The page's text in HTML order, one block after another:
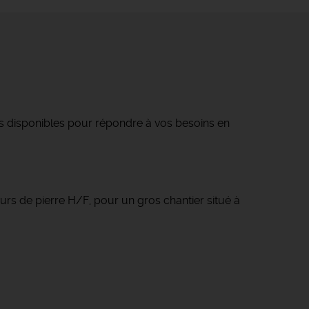
pour répondre à vos besoins en
de pierre H/F, pour un gros chantier situé à